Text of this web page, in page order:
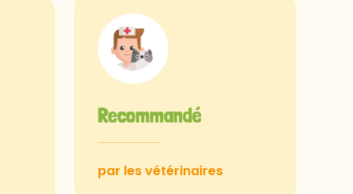
Recommandé
par les vétérinaires